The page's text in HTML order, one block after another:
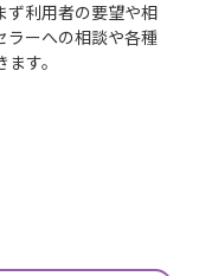
ず利用者の要望や相
ラーへの相談や各種
す。